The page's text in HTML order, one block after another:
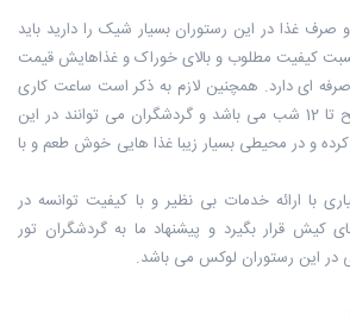
غذا در این ‏رستوران بسیار شیک را دارید باید
کیفیت مطلوب و ‏بالای خوراک و غذاهایش قیمت
ای دارد. همچنین لازم ‏به ذکر است ساعت کاری
رستوران بختیاری از 11 صبح تا 12 شب می باشد و گردشگران ‏می توانند در این
و در محیطی بسیار زیبا غذا هایی ‏خوش طعم و با
با ارائه خدمات بی نظیر و با کیفیت توانسه در
کیش قرار بگیرد و پیشنهاد ما به گردشگران تور
این رستوران لوکس می باشد.